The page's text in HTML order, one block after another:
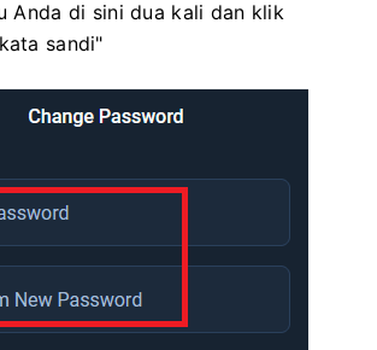
Anda di sini dua kali dan klik
sandi"